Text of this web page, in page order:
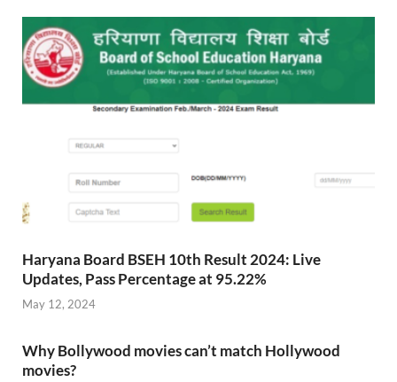
Haryana Board BSEH 10th Result 2024: Live
Updates, Pass Percentage at 95.22%
May 12, 2024
Why Bollywood movies can’t match Hollywood
movies?